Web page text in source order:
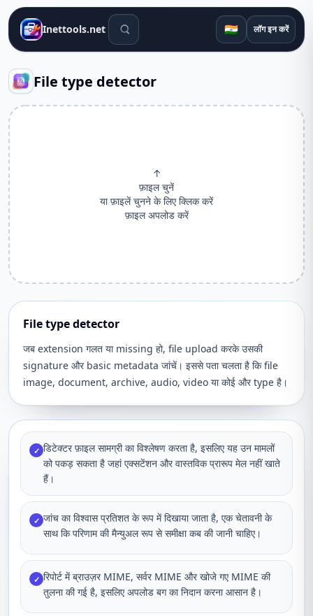
Inettools.net खोज उपकरण 🇮🇳 लॉग इन करें
File type detector
↑
फ़ाइल चुनें
या फ़ाइलें चुनने के लिए क्लिक करें
फ़ाइल अपलोड करें
File type detector
जब extension गलत या missing हो, file upload करके उसकी
signature और basic metadata जांचें। इससे पता चलता है कि file
image, document, archive, audio, video या कोई और type है।
✓ डिटेक्टर फ़ाइल सामग्री का विश्लेषण करता है, इसलिए यह उन मामलों
को पकड़ सकता है जहां एक्सटेंशन और वास्तविक प्रारूप मेल नहीं खाते
हैं।
✓ जांच का विश्वास प्रतिशत के रूप में दिखाया जाता है, एक चेतावनी के
साथ कि परिणाम की मैन्युअल रूप से समीक्षा कब की जानी चाहिए।
✓ रिपोर्ट में ब्राउज़र MIME, सर्वर MIME और खोजे गए MIME की
तुलना की गई है, इसलिए अपलोड बग का निदान करना आसान है।